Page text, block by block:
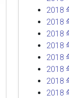
2018
2018
2018
2018
2018
2018
2018
2018